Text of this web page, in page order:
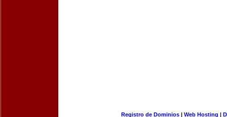
Registro de Dominios| Web Hosting |